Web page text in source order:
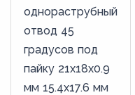
однораструбный
отвод 45
градусов под
пайку 21х18х0.9
мм 15.4х17.6 мм